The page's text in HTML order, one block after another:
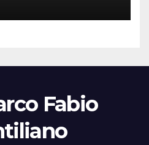
Fabio